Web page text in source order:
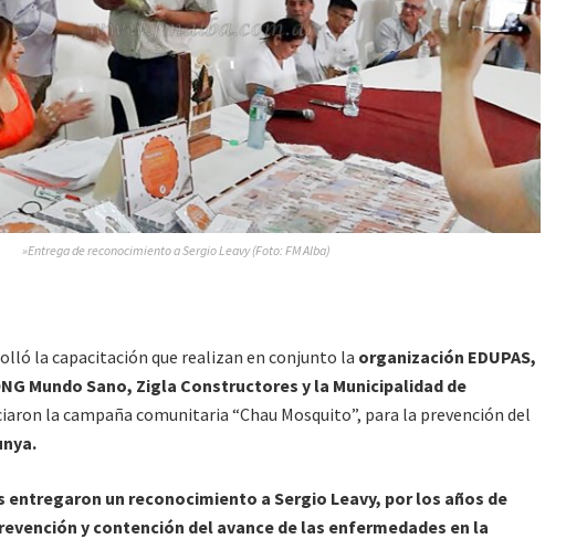
»Entrega de reconocimiento a Sergio Leavy (Foto: FM Alba)
la capacitación que realizan en conjunto la organización EDUPAS,
Mundo Sano, Zigla Constructores y la Municipalidad de
la campaña comunitaria “Chau Mosquito”, para la prevención del
un reconocimiento a Sergio Leavy, por los años de
y contención del avance de las enfermedades en la